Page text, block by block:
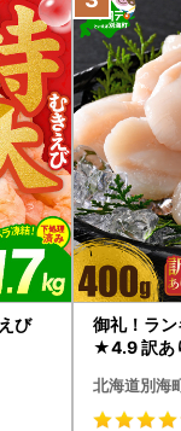
び
御礼！ラ
★4.9 訳あ
北海道別海